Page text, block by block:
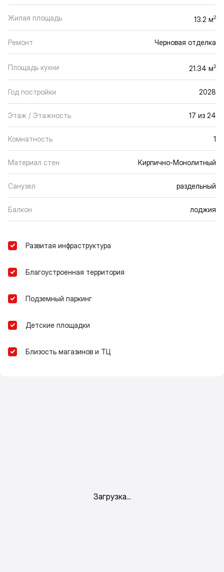
Жилая площадь 13.2 м2
Ремонт Черновая отделка
Площадь кухни 21.34 м2
Год постройки 2028
Этаж / Этажность 17 из 24
Комнатность 1
Материал стен Кирпично-Монолитный
Санузел раздельный
Балкон лоджия
Развитая инфраструктура
Благоустроенная территория
Подземный паркинг
Детские площадки
Близость магазинов и ТЦ